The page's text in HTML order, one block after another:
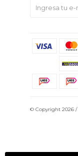
© Copyright 2026